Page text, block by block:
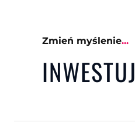
Zmień myślenie...
INWESTUJ